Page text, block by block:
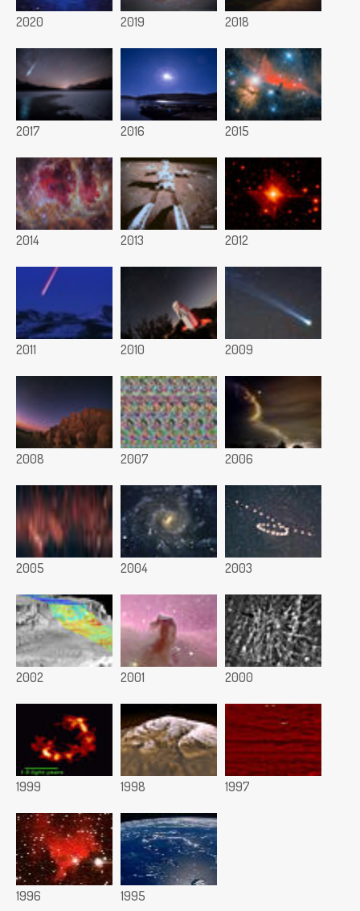
2020 2019 2018
2017 2016 2015
2014 2013 2012
2011 2010 2009
2008 2007 2006
2005 2004 2003
2002 2001 2000
1999 1998 1997
1996 1995